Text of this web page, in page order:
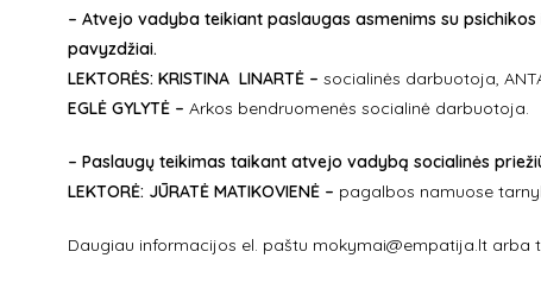
– Atvejo vadyba teikiant paslaugas asmenims su
pavyzdžiai.
LEKTORĖS: KRISTINA LINARTĖ – socialinės darbuotoja,
EGLĖ GYLYTĖ – Arkos bendruomenės socialinė darbuotoja.
– Paslaugų teikimas taikant atvejo vadybą socialinės
LEKTORĖ: JŪRATĖ MATIKOVIENĖ – pagalbos namuose
Daugiau informacijos el. paštu mokymai@empatija.lt arba